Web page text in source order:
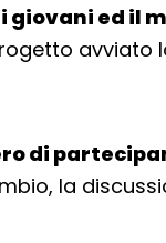
giovani ed il
avviato
di
la